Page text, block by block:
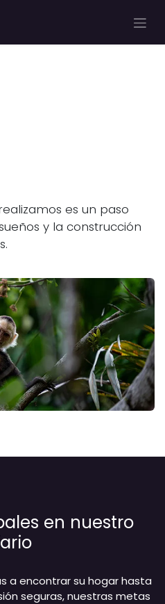
es un paso
y la construcción
en nuestro
a encontrar su hogar hasta
seguras, nuestras metas